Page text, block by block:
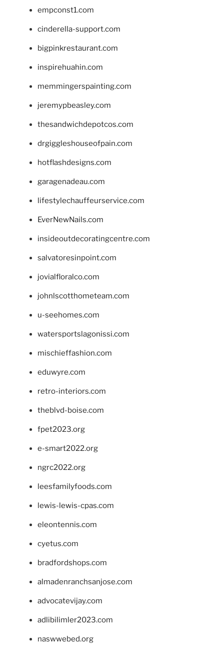
empconst1.com
cinderella-support.com
bigpinkrestaurant.com
inspirehuahin.com
memmingerspainting.com
jeremypbeasley.com
thesandwichdepotcos.com
drgiggleshouseofpain.com
hotflashdesigns.com
garagenadeau.com
lifestylechauffeurservice.com
EverNewNails.com
insideoutdecoratingcentre.com
salvatoresinpoint.com
jovialfloralco.com
johnlscotthometeam.com
u-seehomes.com
watersportslagonissi.com
mischieffashion.com
eduwyre.com
retro-interiors.com
theblvd-boise.com
fpet2023.org
e-smart2022.org
ngrc2022.org
leesfamilyfoods.com
lewis-lewis-cpas.com
eleontennis.com
cyetus.com
bradfordshops.com
almadenranchsanjose.com
advocatevijay.com
adlibilimler2023.com
naswwebed.org